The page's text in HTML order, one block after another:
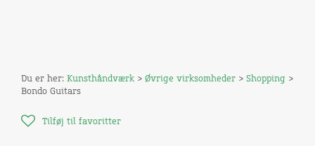
Du er her: Kunsthåndværk > Øvrige virksomheder > Shopping >
Bondo Guitars
Tilføj til favoritter